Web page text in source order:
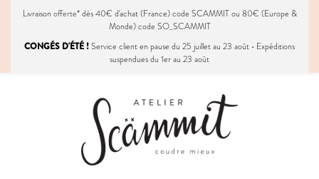
Livraison offerte* dès 40€ d'achat (France) code SCAMMIT ou 80€ (Europe &
Monde) code SO_SCAMMIT
CONGÉS D'ÉTÉ !Service client en pause du 25 juillet au 23 août • Expéditions
suspendues du 1er au 23 août